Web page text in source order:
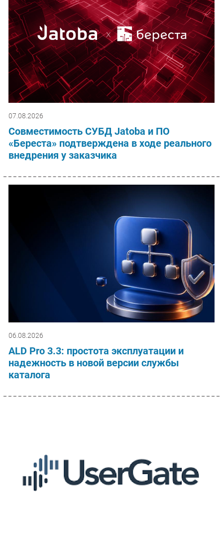
07.08.2026
Совместимость СУБД Jatoba и ПО
«Береста» подтверждена в ходе реального
внедрения у заказчика
06.08.2026
ALD Pro 3.3: простота эксплуатации и
надежность в новой версии службы
каталога